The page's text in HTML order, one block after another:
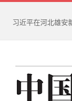
新兴